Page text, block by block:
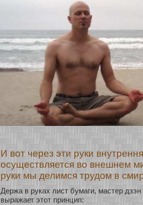
И вот через эти руки
осуществляется во внешнем
руки мы делимся трудом в
Держа в руках лист бумаги, мастер
выражает этοт принцип: